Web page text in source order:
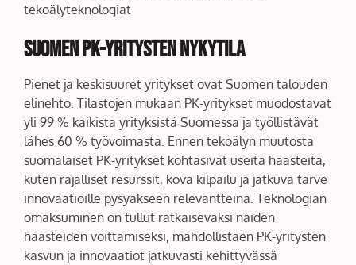
tekoälyteknologiat
Suomen PK-yritysten nykytila
Pienet ja keskisuuret yritykset ovat Suomen talouden
elinehto. Tilastojen mukaan PK-yritykset muodostavat
yli 99 % kaikista yrityksistä Suomessa ja työllistävät
lähes 60 % työvoimasta. Ennen tekoälyn muutosta
suomalaiset PK-yritykset kohtasivat useita haasteita,
kuten rajalliset resurssit, kova kilpailu ja jatkuva tarve
innovaatioille pysyäkseen relevantteina. Teknologian
omaksuminen on tullut ratkaisevaksi näiden
haasteiden voittamiseksi, mahdollistaen PK-yritysten
kasvun ja innovaatiot jatkuvasti kehittyvässä